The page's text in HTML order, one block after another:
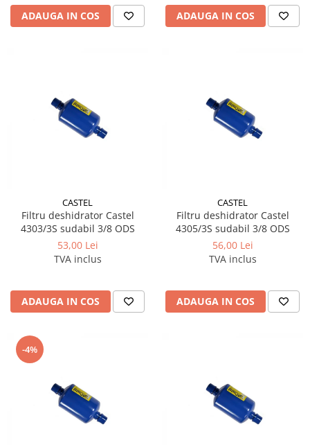
ADAUGA IN COS ADAUGA IN COS
CASTEL
Filtru deshidrator Castel
4303/3S sudabil 3/8 ODS
53,00 Lei
TVA inclus
ADAUGA IN COS
CASTEL
Filtru deshidrator Castel
4305/3S sudabil 3/8 ODS
56,00 Lei
TVA inclus
ADAUGA IN COS
-4%